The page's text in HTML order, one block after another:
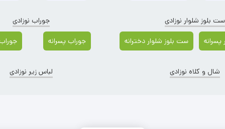
ست بلوز شلوار نوزادی
ست بلوز شلوار دخترانه
جوراب نوزادی
جوراب پسرانه
شال و کلاه نوزادی لباس زیر نوزادی